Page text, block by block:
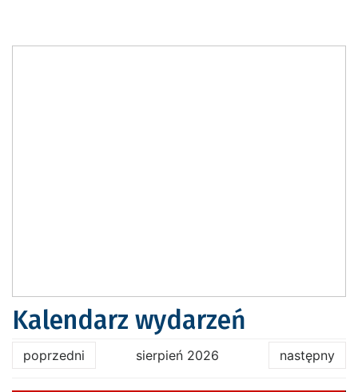
Kalendarz wydarzeń
poprzedni sierpień 2026 następny